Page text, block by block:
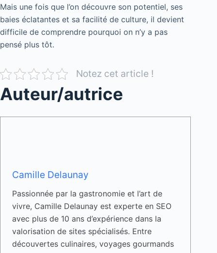
Mais une fois que l’on découvre son potentiel, ses
baies éclatantes et sa facilité de culture, il devient
difficile de comprendre pourquoi on n’y a pas
pensé plus tôt.
Notez cet article !
Auteur/autrice
Camille Delaunay
Passionnée par la gastronomie et l’art de
vivre, Camille Delaunay est experte en SEO
avec plus de 10 ans d’expérience dans la
valorisation de sites spécialisés. Entre
découvertes culinaires, voyages gourmands